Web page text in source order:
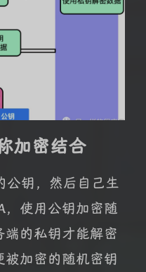
加密结合
公钥，然后自己生
，使用公钥加密随
的私钥才能解密
被加密的随机密钥